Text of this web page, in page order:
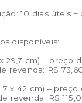
10 dias úteis +
disponíveis:
29,7 cm) – preço
revenda: R$
x 42 cm) – preço
revenda: R$